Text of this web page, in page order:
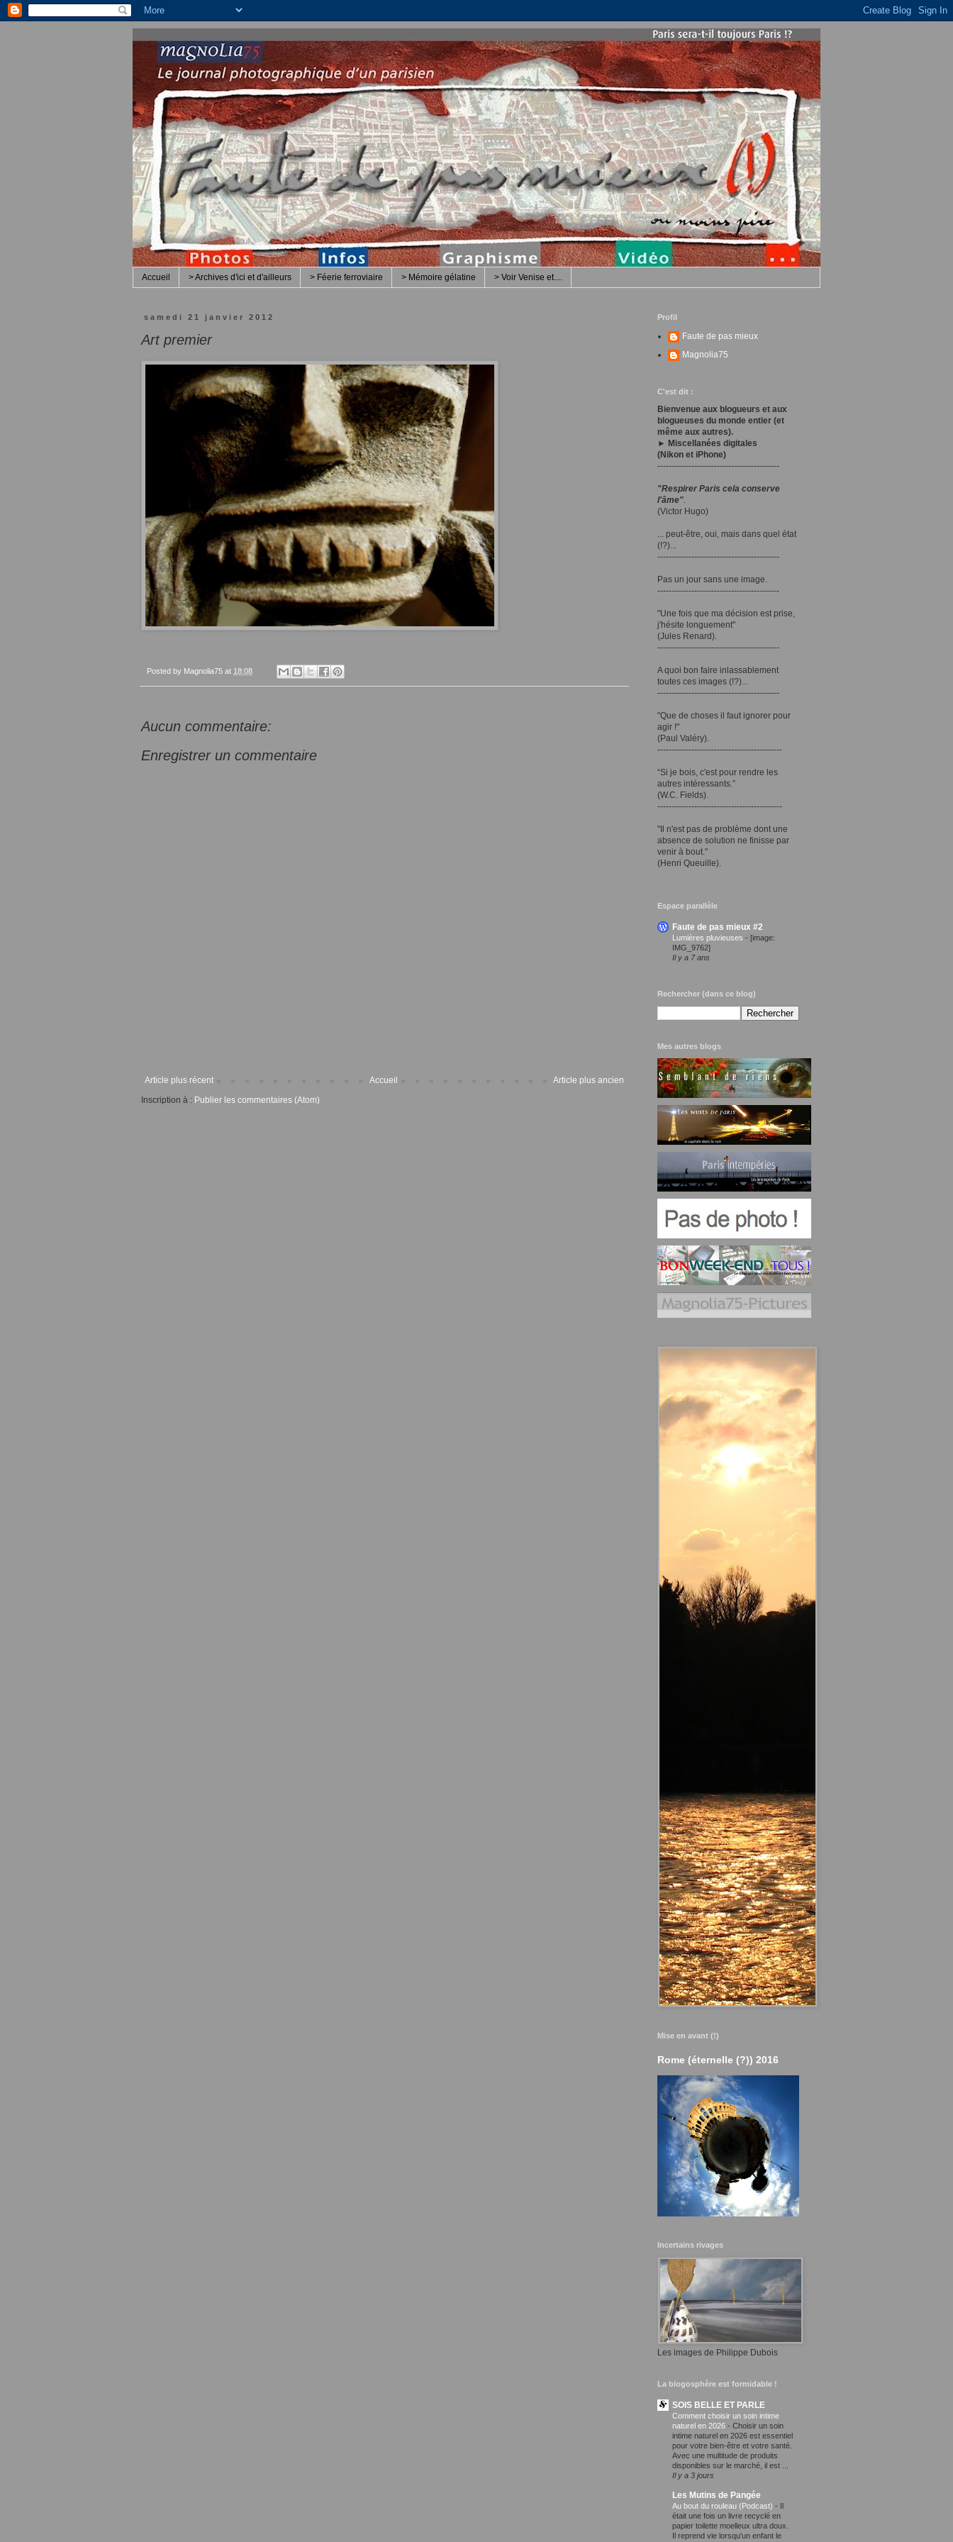
Accueil > Archives d'ici et d'ailleurs > Féerie ferroviaire > Mémoire gélatine > Voir Venise et....
samedi 21 janvier 2012
Art premier
Posted by Magnolia75 at 18:08
Aucun commentaire:
Enregistrer un commentaire
Article plus récent Article plus ancien
Accueil
Inscription à : Publier les commentaires (Atom)
Profil
Faute de pas mieux
Magnolia75
C'est dit :
Bienvenue aux blogueurs et aux
blogueuses du monde entier (et
même aux autres).
► Miscellanées digitales
(Nikon et iPhone)
-------------------------------------------
"Respirer Paris cela conserve
l'âme".
(Victor Hugo)
... peut-être, oui, mais dans quel état
(!?)...
-------------------------------------------
Pas un jour sans une image.
-------------------------------------------
"Une fois que ma décision est prise,
j'hésite longuement"
(Jules Renard).
-------------------------------------------
A quoi bon faire inlassablement
toutes ces images (!?)...
-------------------------------------------
"Que de choses il faut ignorer pour
agir !"
(Paul Valéry).
--------------------------------------------
“Si je bois, c'est pour rendre les
autres intéressants.”
(W.C. Fields).
--------------------------------------------
"Il n'est pas de problème dont une
absence de solution ne finisse par
venir à bout."
(Henri Queuille).
Espace parallèle
Faute de pas mieux #2
Lumières pluvieuses - [image:
IMG_9762]
Il y a 7 ans
Rechercher (dans ce blog)
Mes autres blogs
Mise en avant (!)
Rome (éternelle (?)) 2016
Incertains rivages
Les images de Philippe Dubois
La blogosphère est formidable !
SOIS BELLE ET PARLE
Comment choisir un soin intime
naturel en 2026 - Choisir un soin
intime naturel en 2026 est essentiel
pour votre bien-être et votre santé.
Avec une multitude de produits
disponibles sur le marché, il est ...
Il y a 3 jours
Les Mutins de Pangée
Au bout du rouleau (Podcast) - Il
était une fois un livre recyclé en
papier toilette moelleux ultra doux.
Il reprend vie lorsqu'un enfant le